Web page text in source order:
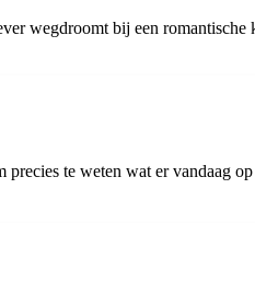
wegdroomt bij een
te weten wat er vandaag